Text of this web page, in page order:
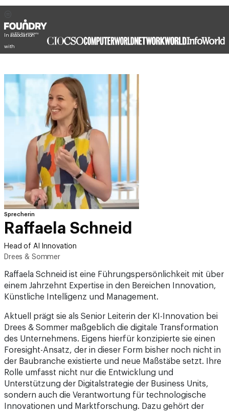
In association
with
Sprecherin
Raffaela Schneid
Head of AI Innovation
Drees & Sommer
Raffaela Schneid ist eine Führungspersönlichkeit mit über
einem Jahrzehnt Expertise in den Bereichen Innovation,
Künstliche Intelligenz und Management.
Aktuell prägt sie als Senior Leiterin der KI-Innovation bei
Drees & Sommer maßgeblich die digitale Transformation
des Unternehmens. Eigens hierfür konzipierte sie einen
Foresight-Ansatz, der in dieser Form bisher noch nicht in
der Baubranche existierte und neue Maßstäbe setzt. Ihre
Rolle umfasst nicht nur die Entwicklung und
Unterstützung der Digitalstrategie der Business Units,
sondern auch die Verantwortung für technologische
Innovationen und Marktforschung. Dazu gehört der